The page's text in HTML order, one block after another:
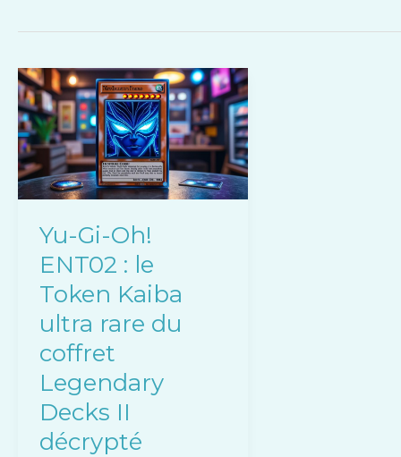
Yu-Gi-Oh!
ENT02 : le
Token Kaiba
ultra rare du
coffret
Legendary
Decks II
décrypté
Yu-
Gi-
Oh!
ENT02
:
le
Kaiba
ultra
rare
du
coffret
Legendary
Decks
II